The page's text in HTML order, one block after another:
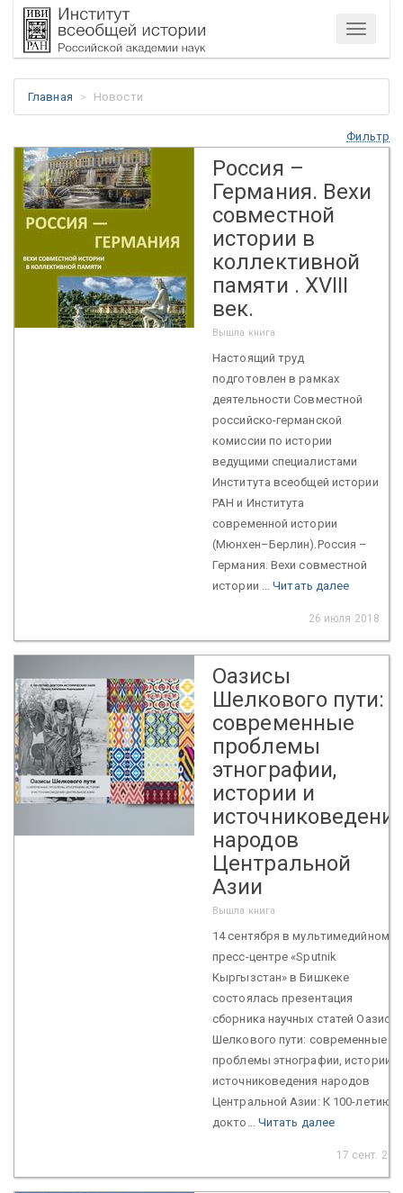
Меню
Главная Новости
Фильтр
Россия –
Германия. Вехи
совместной
истории в
коллективной
памяти . XVIII
век.
Вышла книга
Настоящий труд
подготовлен в рамках
деятельности Совместной
российско-германской
комиссии по истории
ведущими специалистами
Института всеобщей истории
РАН и Института
современной истории
(Мюнхен–Берлин).Россия –
Германия. Вехи совместной
истории ...Читать далее
26 июля 2018
Оазисы
Шелкового пути:
современные
проблемы
этнографии,
истории и
народов
Центральной
Азии
Вышла книга
14 сентября в мультимедийном
пресс-центре «Sputnik
Кыргызстан» в Бишкеке
состоялась презентация
сборника научных статей Оазисы
Шелкового пути: современные
проблемы этнографии, истории и
источниковедения народов
Центральной Азии: К 100-летию
докто... Читать далее
17 сент.